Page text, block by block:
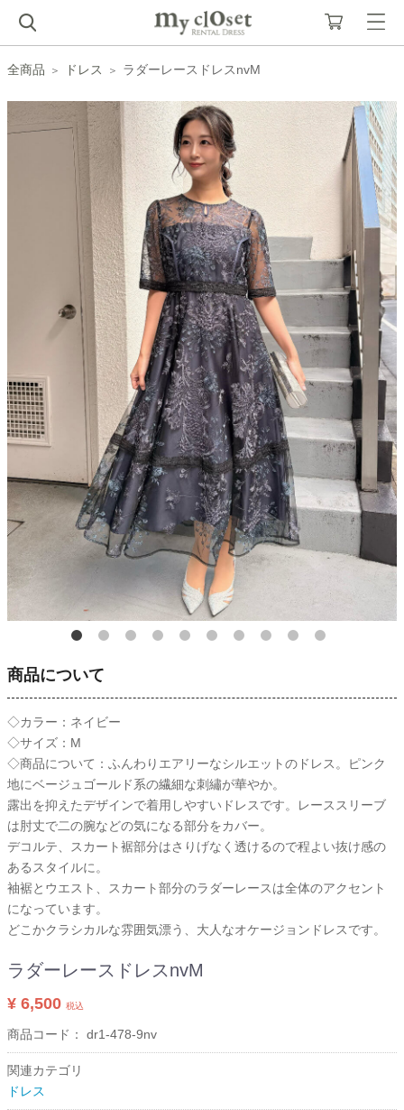
全商品 ドレス ラダーレースドレスnvM
商品について
◇カラー：ネイビー
◇サイズ：M
◇商品について：ふんわりエアリーなシルエットのドレス。ピンク
地にベージュゴールド系の繊細な刺繡が華やか。
露出を抑えたデザインで着用しやすいドレスです。レーススリーブ
は肘丈で二の腕などの気になる部分をカバー。
デコルテ、スカート裾部分はさりげなく透けるので程よい抜け感の
あるスタイルに。
袖裾とウエスト、スカート部分のラダーレースは全体のアクセント
になっています。
どこかクラシカルな雰囲気漂う、大人なオケージョンドレスです。
ラダーレースドレスnvM
¥ 6,500 税込
商品コード： dr1-478-9nv
関連カテゴリ
ドレス